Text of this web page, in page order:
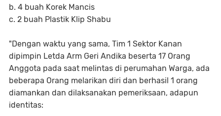
b. 4 buah Korek Mancis
c. 2 buah Plastik Klip Shabu
"Dengan waktu yang sama, Tim 1 Sektor Kanan
dipimpin Letda Arm Geri Andika beserta 17 Orang
Anggota pada saat melintas di perumahan Warga, ada
beberapa Orang melarikan diri dan berhasil 1 orang
diamankan dan dilaksanakan pemeriksaan, adapun
identitas: